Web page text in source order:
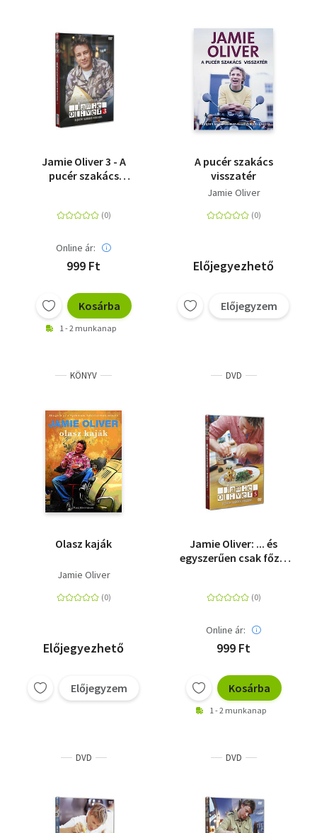
Jamie Oliver 3 - A
pucér szakács
Online ár:
999 Ft
Kosárba
1 - 2 munkanap
A pucér szakács
visszatér
Jamie Oliver
Előjegyezhető
Előjegyzem
KÖNYV
Olasz kaják
Jamie Oliver
Előjegyezhető
Előjegyzem
DVD
Jamie Oliver: ... és
egyszerűen csak főzz!
Online ár:
999 Ft
Kosárba
1 - 2 munkanap
DVD DVD